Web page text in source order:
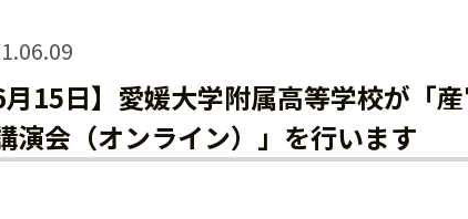
6月15日】愛媛大学附属高等学校が
演会（オンライン）」を行います